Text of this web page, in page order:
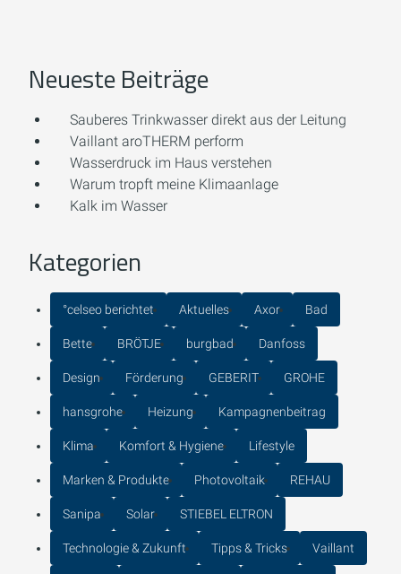
Neueste Beiträge
Sauberes Trinkwasser direkt aus der Leitung
Vaillant aroTHERM perform
Wasserdruck im Haus verstehen
Warum tropft meine Klimaanlage
Kalk im Wasser
Kategorien
°celseo berichtet Aktuelles Axor Bad
Bette BRÖTJE burgbad Danfoss
Design Förderung GEBERIT GROHE
hansgrohe Heizung Kampagnenbeitrag
Klima Komfort & Hygiene Lifestyle
Marken & Produkte Photovoltaik REHAU
Sanipa Solar STIEBEL ELTRON
Technologie & Zukunft Tipps & Tricks Vaillant